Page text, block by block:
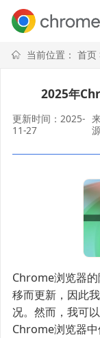
当前位置： 首页
2025年
更新时间：2025-
11-27
Chrome浏览器
移而更新，因此
况。然而，我可
Chrome浏览器中